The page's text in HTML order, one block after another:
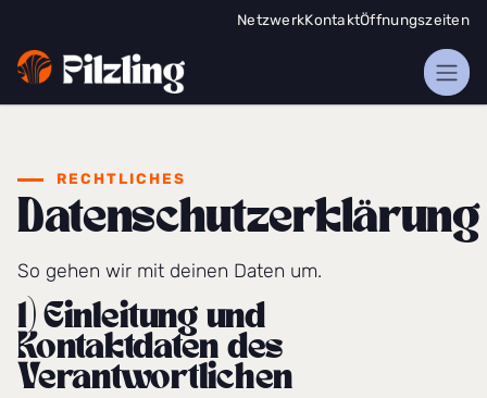
NetzwerkKontaktÖffnungszeiten
RECHTLICHES
Datenschutzerklärung
So gehen wir mit deinen Daten um.
1) Einleitung und
Kontaktdaten des
Verantwortlichen